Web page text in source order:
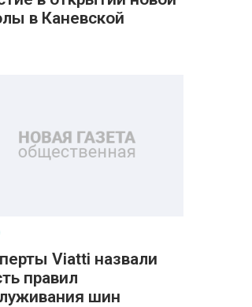
в Каневской
Viatti назвали
правил
шин